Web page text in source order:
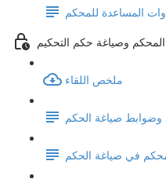
المساعدة للمحكم
المحكم وصياغة حكم التحكيم
ملخص اللقاء
صياغة الحكم
في صياغة الحكم